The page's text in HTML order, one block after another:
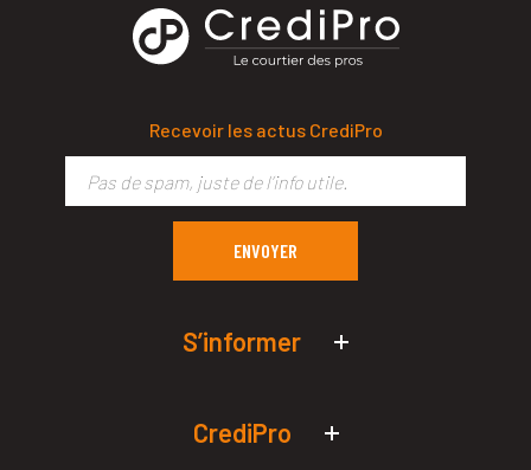
Recevoir les actus CrediPro
S’informer
Simulateurs de prêt pro
CrediPro